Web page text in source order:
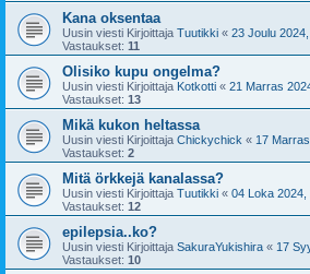
Kana oksentaa
Uusin viesti Kirjoittaja Tuutikki « 23 Joulu
Vastaukset: 11
Olisiko kupu ongelma?
Uusin viesti Kirjoittaja Kotkotti « 21 Marras
Vastaukset: 13
Mikä kukon heltassa
Uusin viesti Kirjoittaja Chickychick « 17
Vastaukset: 2
Mitä örkkejä kanalassa?
Uusin viesti Kirjoittaja Tuutikki « 04 Loka 2024,
Vastaukset: 12
epilepsia..ko?
Uusin viesti Kirjoittaja SakuraYukishira « 17
Vastaukset: 10